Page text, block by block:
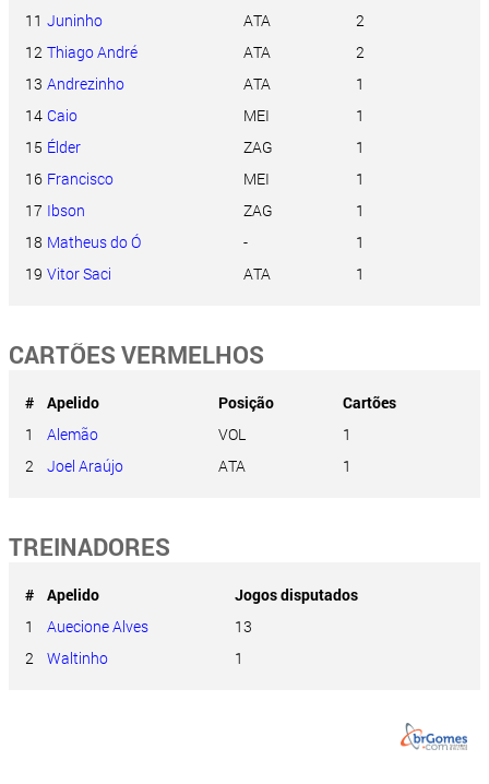
11 Juninho ATA
2
12 Thiago André ATA
2
13 Andrezinho ATA
1
14 Caio MEI
1
15 Élder ZAG
1
16 Francisco MEI
1
17 Ibson ZAG
1
18 Matheus do Ó -
1
19 Vitor Saci ATA 1
CARTÕES VERMELHOS
# Apelido Posição
Cartões
1
Alemão VOL
1
2
Joel Araújo ATA 1
TREINADORES
# Apelido
Jogos disputados
1
Auecione Alves
13
2
Waltinho 1